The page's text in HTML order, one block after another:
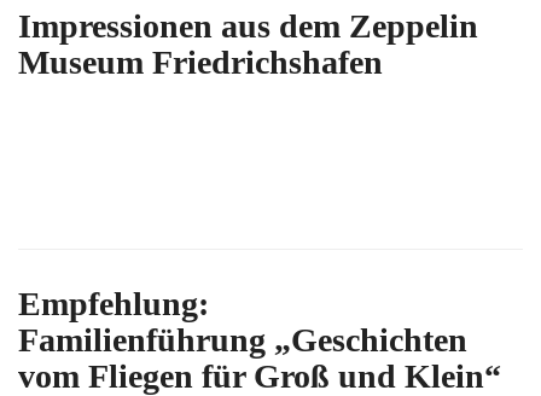
Impressionen aus dem Zeppelin
Museum Friedrichshafen
Empfehlung:
Familienführung „Geschichten
vom Fliegen für Groß und Klein“